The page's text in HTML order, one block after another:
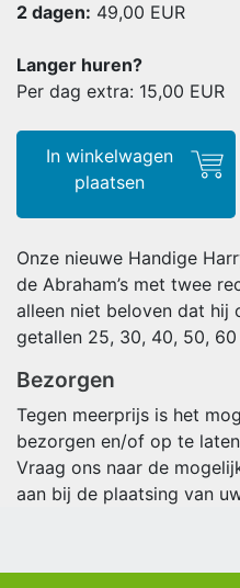
2 dagen: 49,00 EUR
Langer huren?
Per dag extra: 15,00 EUR
In winkelwagen
plaatsen
Onze nieuwe Handige
de Abraham’s met twee
alleen niet beloven dat hij
getallen 25, 30, 40, 50,
Bezorgen
Tegen meerprijs is het
bezorgen en/of op te
Vraag ons naar de
aan bij de plaatsing van